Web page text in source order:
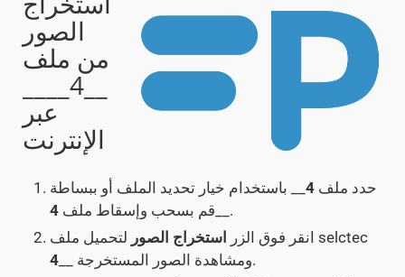
الصور
من ملف
عبر
الإنترنت
حدد ملف 4 __ باستخدام خيار تحديد الملف أو ببساطة
قم بسحب وإسقاط ملف 4
__.
انقر فوق الزر
استخراج الصور
لتحميل ملف selctec
4
__ ومشاهدة الصور المستخرجة.